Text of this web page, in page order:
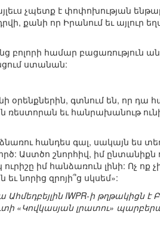
չպետք է փոփոխության
քանի որ Իրանում եւ այլուր
բոլորի համար բացառություն
ստանան:
օրենքներին, գտնում են, որ դա
ռեստորան եւ հանրախանութ
հանդես գալ, սակայն ես
Աստծո շնորհիվ, իմ ընտանիքն
իմ հանձառուն լինի: Ոչ ոք
նորից զրոյի՞ց սկսեմ»:
Ահմեդբեյլին IWPR-ի թղթակիցն է
«Կովկասյան լրատու»